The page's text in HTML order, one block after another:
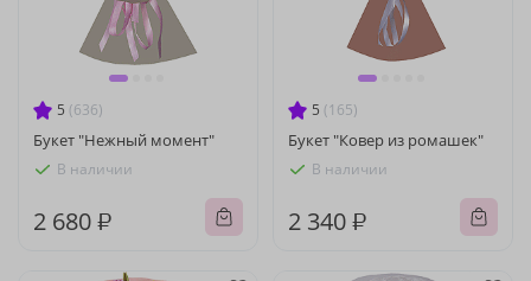
5 (636)
Букет "Нежный момент"
В наличии
2 680 ₽
5 (165)
Букет "Ковер из ромашек"
В наличии
2 340 ₽